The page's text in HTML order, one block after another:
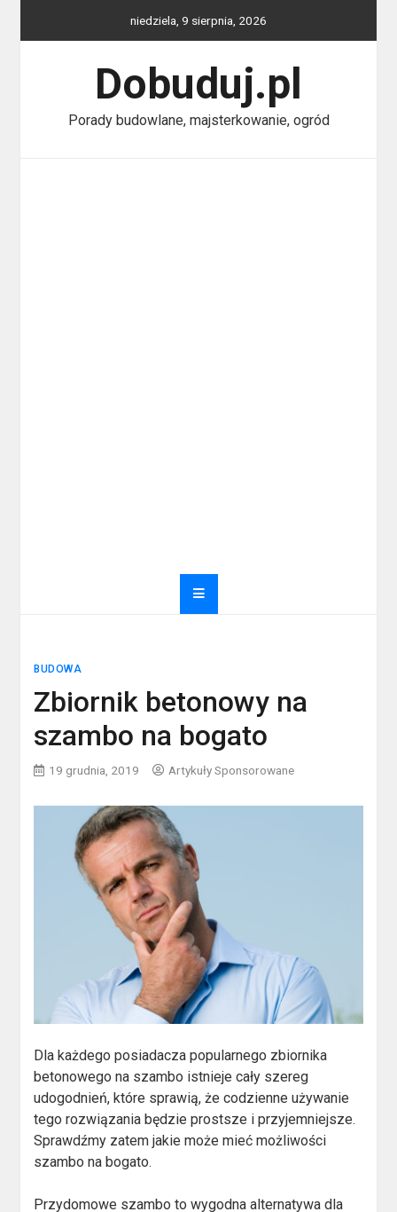
niedziela, 9 sierpnia, 2026
Dobuduj.pl
Porady budowlane, majsterkowanie, ogród
BUDOWA
Zbiornik betonowy na
szambo na bogato
19 grudnia, 2019 Artykuły Sponsorowane
Dla każdego posiadacza popularnego zbiornika
betonowego na szambo istnieje cały szereg
udogodnień, które sprawią, że codzienne używanie
tego rozwiązania będzie prostsze i przyjemniejsze.
Sprawdźmy zatem jakie może mieć możliwości
szambo na bogato.
Przydomowe szambo to wygodna alternatywa dla